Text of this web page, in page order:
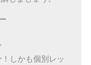
しかも個別レッ